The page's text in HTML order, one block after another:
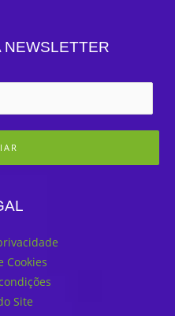
NEWSLETTER
Cookies
Site